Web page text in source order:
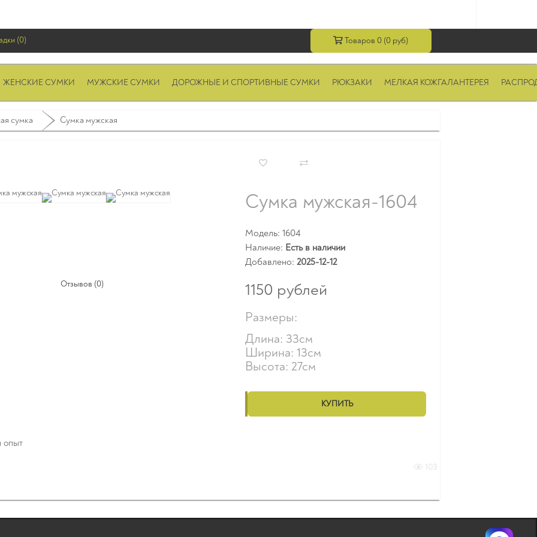
(0) Товаров 0 (0 руб)
ЖЕНСКИЕ СУМКИ МУЖСКИЕ СУМКИ ДОРОЖНЫЕ И СПОРТИВНЫЕ СУМКИ РЮКЗАКИ МЕЛКАЯ КОЖГАЛАНТЕРЕЯ
сумка Сумка мужская
Отзывов (0)
Сумка мужская-1604
Модель: 1604
Наличие: Есть в наличии
Добавлено: 2025-12-12
1150 рублей
Размеры:
Длина: 33см
Ширина: 13см
Высота: 27см
КУПИТЬ
опыт